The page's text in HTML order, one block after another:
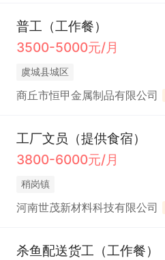
普工（工作餐）
3500-5000元/月
虞城县城区
商丘市恒甲金属制品有限公司
工厂文员（提供食宿）
3800-6000元/月
稍岗镇
河南世茂新材料科技有限公司
杀鱼配送货工（工作餐）